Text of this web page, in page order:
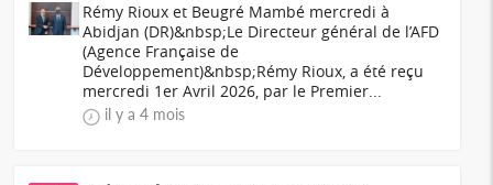
Rémy Rioux et Beugré Mambé mercredi à
Abidjan (DR)&nbsp;Le Directeur général de l’AFD
(Agence Française de
Développement)&nbsp;Rémy Rioux, a été reçu
mercredi 1er Avril 2026, par le Premier...
il y a 4 mois